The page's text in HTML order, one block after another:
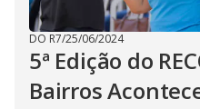
DO R7/25/06/2024
5ª Edição do
Bairros